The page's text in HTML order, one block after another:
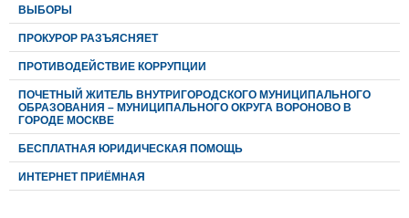
ВЫБОРЫ
ПРОКУРОР РАЗЪЯСНЯЕТ
ПРОТИВОДЕЙСТВИЕ КОРРУПЦИИ
ПОЧЕТНЫЙ ЖИТЕЛЬ ВНУТРИГОРОДСКОГО МУНИЦИПАЛЬНОГО
ОБРАЗОВАНИЯ – МУНИЦИПАЛЬНОГО ОКРУГА ВОРОНОВО В
ГОРОДЕ МОСКВЕ
БЕСПЛАТНАЯ ЮРИДИЧЕСКАЯ ПОМОЩЬ
ИНТЕРНЕТ ПРИЁМНАЯ